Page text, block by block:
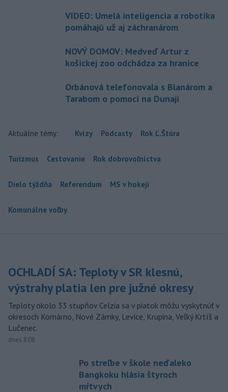
VIDEO: Umelá inteligencia a robotika
pomáhajú už aj záchranárom
NOVÝ DOMOV: Medveď Artur z
košickej zoo odchádza za hranice
Orbánová telefonovala s Blanárom a
Tarabom o pomoci na Dunaji
Aktuálne témy: Kvízy Podcasty Rok Ľ.Štúra
Turizmus Cestovanie Rok dobrovoľníctva
Dielo týždňa Referendum MS v hokeji
Komunálne voľby
OCHLADÍ SA: Teploty v SR klesnú,
výstrahy platia len pre južné okresy
Teploty okolo 33 stupňov Celzia sa v piatok môžu vyskytnúť v
okresoch Komárno, Nové Zámky, Levice, Krupina, Veľký Krtíš a
Lučenec.
dnes 8:08
Po streľbe v škole neďaleko
Bangkoku hlásia štyroch
mŕtvych